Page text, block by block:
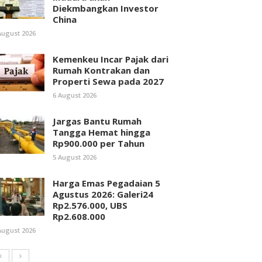
Diekmbangkan Investor
China
2026
Kemenkeu Incar Pajak dari
Rumah Kontrakan dan
Properti Sewa pada 2027
6 August 2026
Jargas Bantu Rumah
Tangga Hemat hingga
Rp900.000 per Tahun
5 August 2026
Harga Emas Pegadaian 5
Agustus 2026: Galeri24
Rp2.576.000, UBS
Rp2.608.000
2026